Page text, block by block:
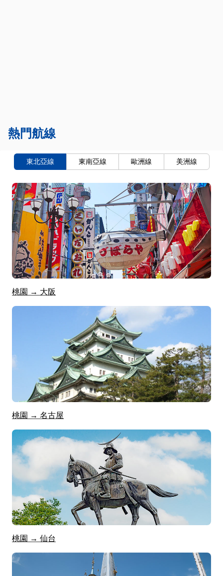
熱門航線
東北亞線 東南亞線 歐洲線 美洲線
桃園 → 大阪
桃園 → 名古屋
桃園 → 仙台